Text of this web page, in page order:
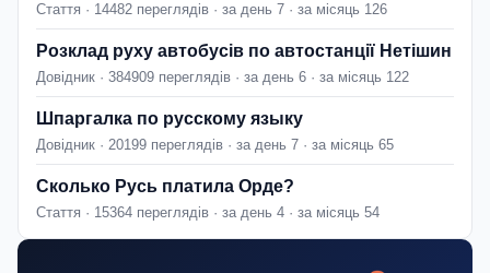
Стаття · 14482 переглядів · за день 7 · за місяць 126
Розклад руху автобусів по автостанції Нетішин
Довідник · 384909 переглядів · за день 6 · за місяць 122
Шпаргалка по русскому языку
Довідник · 20199 переглядів · за день 7 · за місяць 65
Сколько Русь платила Орде?
Стаття · 15364 переглядів · за день 4 · за місяць 54